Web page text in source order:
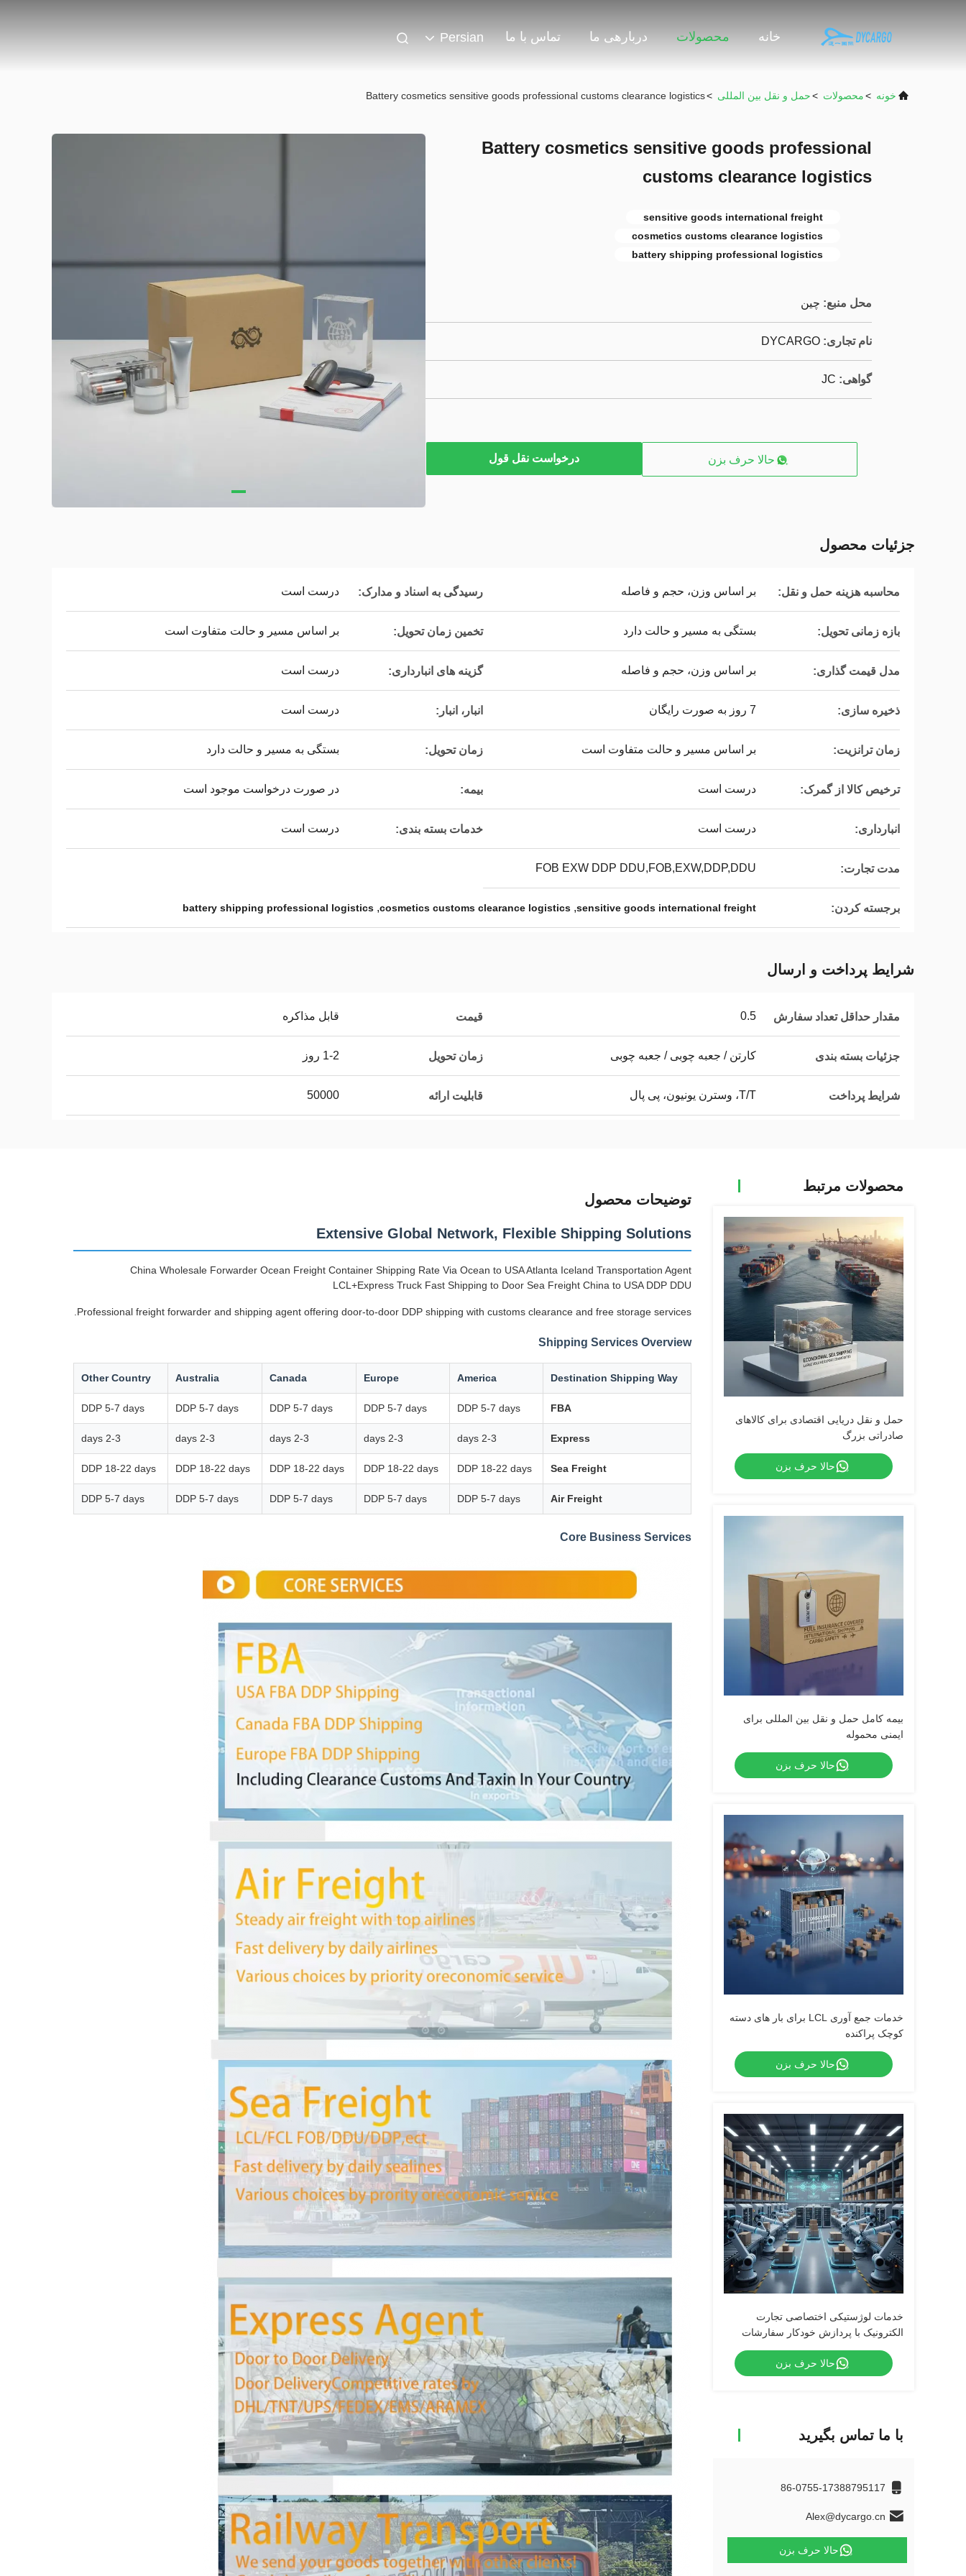
خانه محصولات دربارهی ما تماس با ما Persian
خونه >محصولات >حمل و نقل بین المللی >
Battery cosmetics sensitive goods professional customs clearance logistics
Battery cosmetics sensitive goods professional
customs clearance logistics
sensitive goods international freight
cosmetics customs clearance logistics
battery shipping professional logistics
محل منبع: چین
نام تجاری: DYCARGO
گواهی: JC
حالا حرف بزن درخواست نقل قول
جزئیات محصول
محاسبه هزینه حمل و نقل: بر اساس وزن، حجم و فاصله رسیدگی به اسناد و مدارک: درست است
بازه زمانی تحویل: بستگی به مسیر و حالت دارد تخمین زمان تحویل: بر اساس مسیر و حالت متفاوت است
مدل قیمت گذاری: بر اساس وزن، حجم و فاصله گزینه های انبارداری: درست است
ذخیره سازی: 7 روز به صورت رایگان انبار، انبار: درست است
زمان ترانزیت: بر اساس مسیر و حالت متفاوت است زمان تحویل: بستگی به مسیر و حالت دارد
ترخیص کالا از گمرک: درست است بیمه: در صورت درخواست موجود است
انبارداری: درست است خدمات بسته بندی: درست است
مدت تجارت: FOB EXW DDP DDU,FOB,EXW,DDP,DDU
برجسته کردن: sensitive goods international freight
,
cosmetics customs clearance logistics
,
battery shipping professional logistics
شرایط پرداخت و ارسال
مقدار حداقل تعداد سفارش 0.5 قیمت قابل مذاکره
جزئیات بسته بندی کارتن / جعبه چوبی / جعبه چوبی زمان تحویل 1-2 روز
شرایط پرداخت T/T، وسترن یونیون، پی پال قابلیت ارائه 50000
محصولات مرتبط
حمل و نقل دریایی اقتصادی برای کالاهای
صادراتی بزرگ
حالا حرف بزن
بیمه کامل حمل و نقل بین المللی برای
ایمنی محموله
حالا حرف بزن
خدمات جمع آوری LCL برای بار های دسته
کوچک پراکنده
حالا حرف بزن
خدمات لوژستیکی اختصاصی تجارت
الکترونیک با پردازش خودکار سفارشات
حالا حرف بزن
با ما تماس بگیرید
86-0755-17388795117
Alex@dycargo.cn
حالا حرف بزن
توضیحات محصول
Extensive Global Network, Flexible Shipping Solutions
China Wholesale Forwarder Ocean Freight Container Shipping Rate Via Ocean to USA Atlanta Iceland Transportation Agent
LCL+Express Truck Fast Shipping to Door Sea Freight China to USA DDP DDU
Professional freight forwarder and shipping agent offering door-to-door DDP shipping with customs clearance and free storage services.
Shipping Services Overview
Destination Shipping Way
America
Europe
Canada
Australia
Other Country
FBA
DDP 5-7 days
DDP 5-7 days
DDP 5-7 days
DDP 5-7 days
DDP 5-7 days
Express
2-3 days
2-3 days
2-3 days
2-3 days
2-3 days
Sea Freight
DDP 18-22 days
DDP 18-22 days
DDP 18-22 days
DDP 18-22 days
DDP 18-22 days
Air Freight
DDP 5-7 days
DDP 5-7 days
DDP 5-7 days
DDP 5-7 days
DDP 5-7 days
Core Business Services